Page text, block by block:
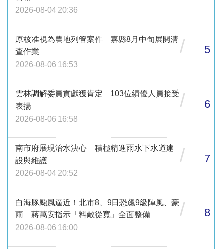
2026-08-04 20:36
原核准視為農地列管案件 嘉縣8月中旬展開清
查作業
2026-08-06 16:53
/ 5
雲林調解委員貢獻獲肯定 103位績優人員接受
表揚
2026-08-06 16:58
/ 6
南市府展現治水決心 積極精進雨水下水道建
設與維護
2026-08-04 20:52
/ 7
白海豚颱風逼近！北市8、9日恐飆9級陣風、豪
雨 蔣萬安指示「料敵從寬」全面整備
2026-08-06 16:00
/ 8